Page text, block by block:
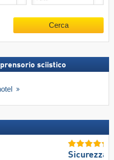
Cerca
sciistico
Sicurezza